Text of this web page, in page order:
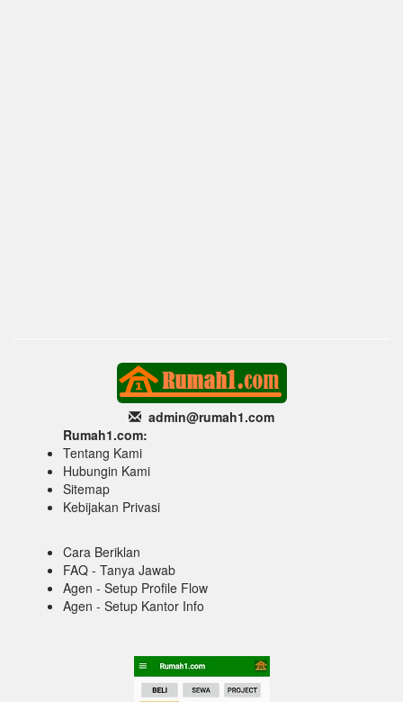
admin@rumah1.com
Rumah1.com:
Tentang Kami
Hubungin Kami
Sitemap
Kebijakan Privasi
Cara Beriklan
FAQ - Tanya Jawab
Agen - Setup Profile Flow
Agen - Setup Kantor Info